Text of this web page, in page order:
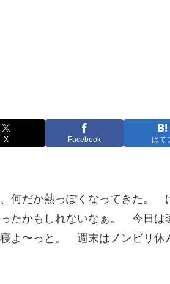
X Facebook はて
何だか熱っぽくなってきた。
たかもしれないなぁ。 今日は
よ〜っと。 週末はノンビリ休